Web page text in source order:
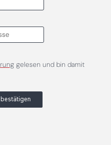
gelesen und bin damit